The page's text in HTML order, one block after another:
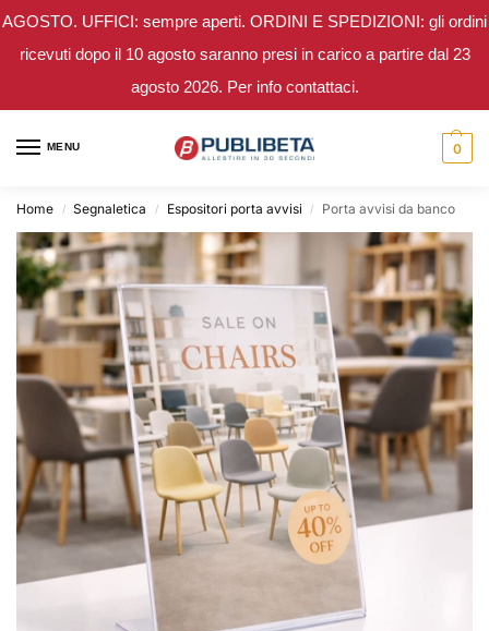
AGOSTO. UFFICI: sempre aperti. ORDINI E SPEDIZIONI: gli ordini
ricevuti dopo il 10 agosto saranno presi in carico a partire dal 23
agosto 2026. Per info contattaci.
MENU 0
Home / Segnaletica / Espositori porta avvisi / Porta avvisi da banco